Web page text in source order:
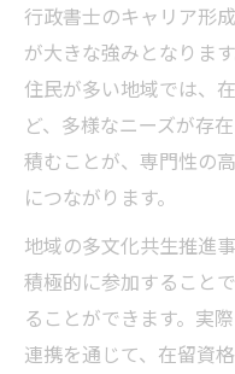
行政書士のキャリア形
が大きな強みとなりま
住民が多い地域では、
ど、多様なニーズが存
積むことが、専門性の
につながります。
地域の多文化共生推進
積極的に参加すること
ることができます。実
連携を通じて、在留資